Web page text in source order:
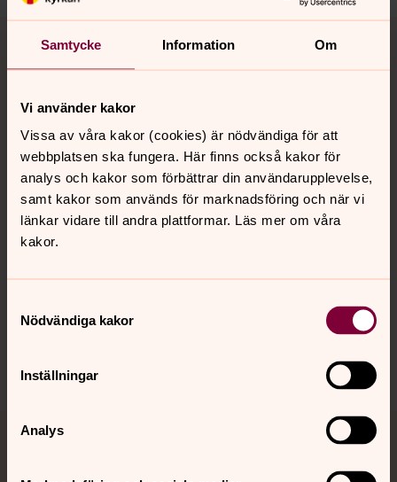
Samtycke Information Om
Vi använder kakor
Vissa av våra kakor (cookies) är nödvändiga för att
webbplatsen ska fungera. Här finns också kakor för
analys och kakor som förbättrar din användarupplevelse,
samt kakor som används för marknadsföring och när vi
länkar vidare till andra plattformar. Läs mer om våra
kakor.
Nödvändiga kakor
Inställningar
Analys
Tillbaka till toppen
Tillbaka till innehållet
Kontakt
Kalender
Hitta snabbt
Sociala kanaler